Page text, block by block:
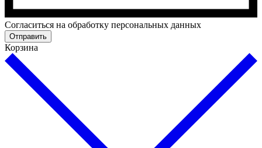
Cогласиться на обработку персональных данных
Отправить
Корзина